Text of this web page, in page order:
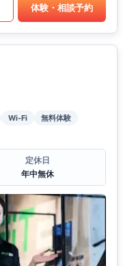
体験・相談予約
Wi-Fi
無料体験
定休日
年中無休